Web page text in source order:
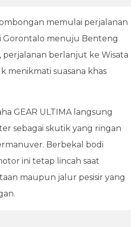
memulai perjalanan
Gorontalo menuju Benteng
perjalanan berlanjut ke Wisata
menikmati suasana khas
GEAR ULTIMA langsung
sebagai skutik yang ringan
Berbekal bodi
ini tetap lincah saat
maupun jalur pesisir yang